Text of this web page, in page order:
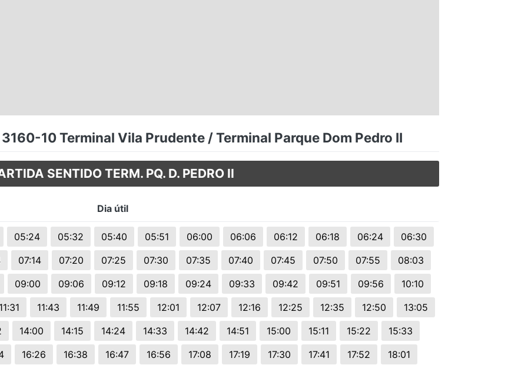
10 Terminal Vila Prudente / Terminal Parque Dom Pedro II
SENTIDO TERM. PQ. D. PEDRO II
Dia útil
05:24 05:32 05:40 05:51 06:00 06:06 06:12 06:18 06:24
06:30
07:14 07:20 07:25 07:30 07:35 07:40 07:45 07:50 07:55
08:03
09:00 09:06 09:12 09:18 09:24 09:33 09:42 09:51 09:56
10:10
11:31 11:43 11:49 11:55 12:01 12:07 12:16 12:25 12:35 12:50
13:05
14:00 14:15 14:24 14:33 14:42 14:51 15:00 15:11 15:22
15:33
16:26 16:38 16:47 16:56 17:08 17:19 17:30 17:41 17:52
18:01